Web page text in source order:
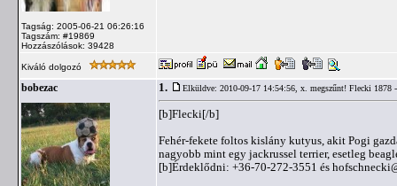
Tagság: 2005-06-21 06:26:16
Tagszám: #19869
Hozzászólások: 39428
Kiváló dolgozó
bobezac 1. Elküldve: 2010-09-17 14:54:56, x. megszűnt! Flecki 1878 -
[b]Flecki[/b]
Fehér-fekete foltos kislány kutyus, akit Pogi
nagyobb mint egy jackrussel terrier, esetleg
[b]Érdeklődni: +36-70-272-3551 és